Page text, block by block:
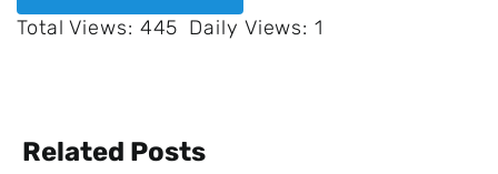
Total Views: 445 Daily Views: 1
Related Posts